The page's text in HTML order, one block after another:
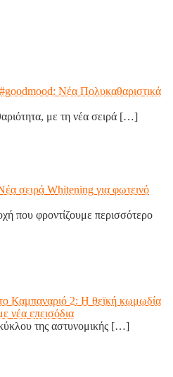
Νέα Πολυκαθαριστικά
με τη νέα σειρά […]
σειρά Whitening για φωτεινό
που φροντίζουμε περισσότερο
Καμπαναριό 2: Η θεϊκή κωμωδία
νέα επεισόδια
της αστυνομικής […]